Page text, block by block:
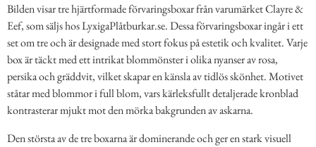
Bilden visar tre hjärtformade förvaringsboxar från varumärket Clayre &
Eef, som säljs hos LyxigaPlåtburkar.se. Dessa förvaringsboxar ingår i ett
set om tre och är designade med stort fokus på estetik och kvalitet. Varje
box är täckt med ett intrikat blommönster i olika nyanser av rosa,
persika och gräddvit, vilket skapar en känsla av tidlös skönhet. Motivet
ståtar med blommor i full blom, vars kärleksfullt detaljerade kronblad
kontrasterar mjukt mot den mörka bakgrunden av askarna.
Den största av de tre boxarna är dominerande och ger en stark visuell